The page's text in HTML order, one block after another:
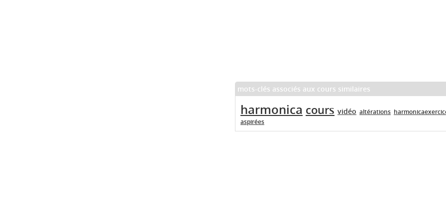
mots-clés associés aux cours similaires
harmonica cours vidéo altérations
aspirées